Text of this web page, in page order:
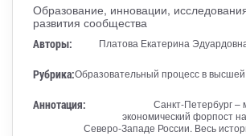
Образование, инновации,
развития сообщества
Авторы:
Платова Екатерина
Рубрика:Образовательный процесс в
Аннотация:
Санкт-Петербург
экономический форпост
Северо-Западе России. Весь